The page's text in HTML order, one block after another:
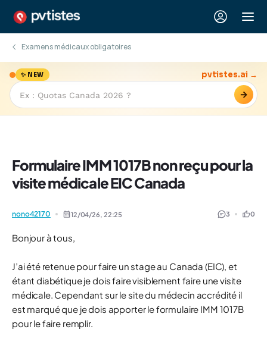
Examens médicaux obligatoires
✨ NEW
→
pvtistes.ai →
Formulaire IMM 1017B non reçu pour la
visite médicale EIC Canada
nono42170 12/04/26, 22:25 3 0
Bonjour à tous,
J’ai été retenue pour faire un stage au Canada (EIC), et
étant diabétique je dois faire visiblement faire une visite
médicale. Cependant sur le site du médecin accrédité il
est marqué que je dois apporter le formulaire IMM 1017B
pour le faire remplir.